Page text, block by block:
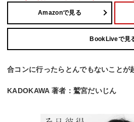
Amazonで見る
BookLiveで見
合コンに行ったらとんでもないことが
KADOKAWA 著者：鷲宮だいじん